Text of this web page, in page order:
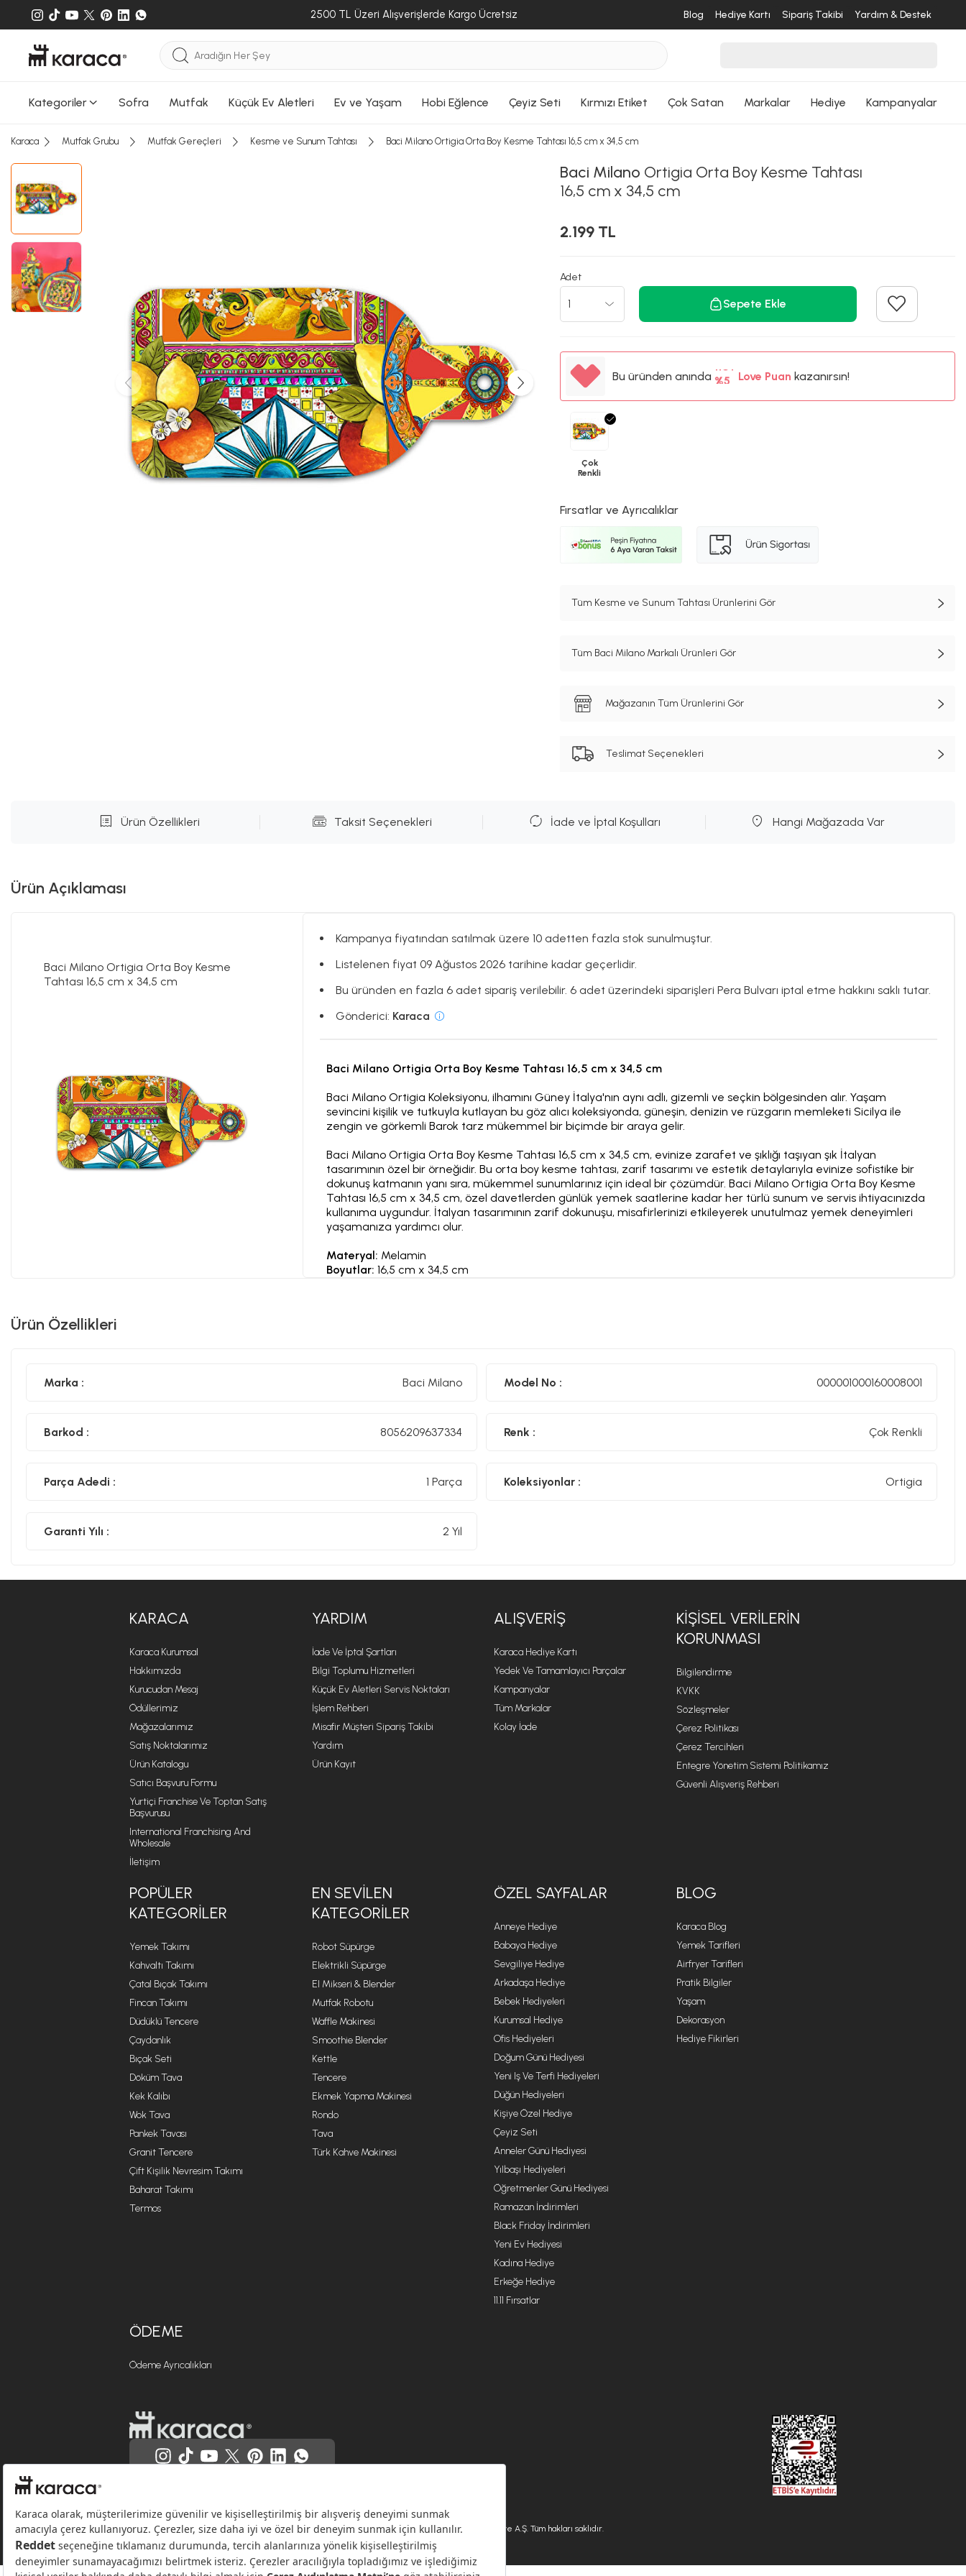
2500 TL Üzeri Alışverişlerde Kargo Ücretsiz Blog Hediye Kartı Sipariş Takibi Yardım & Destek
Kategoriler Sofra Mutfak Küçük Ev Aletleri Ev ve Yaşam Hobi Eğlence Çeyiz Seti Kırmızı Etiket Çok Satan Markalar Hediye Kampanyalar
Karaca Mutfak Grubu Mutfak Gereçleri Kesme ve Sunum Tahtası Baci Milano Ortigia Orta Boy Kesme Tahtası 16,5 cm x 34,5 cm
Baci Milano Ortigia Orta Boy Kesme Tahtası
16,5 cm x 34,5 cm
2.199 TL
Adet
Sepete Ekle
Bu üründen anında %5
%5
Love Puankazanırsın!
Çok
Renkli
Fırsatlar ve Ayrıcalıklar
Tüm Kesme ve Sunum Tahtası Ürünlerini Gör
Tüm Baci Milano Markalı Ürünleri Gör
Mağazanın Tüm Ürünlerini Gör
Teslimat Seçenekleri
Ürün Özellikleri Taksit Seçenekleri İade ve İptal Koşulları Hangi Mağazada Var
Ürün Açıklaması
Baci Milano Ortigia Orta Boy Kesme
Tahtası 16,5 cm x 34,5 cm
Kampanya fiyatından satılmak üzere 10 adetten fazla stok sunulmuştur.
Listelenen fiyat 09 Ağustos 2026 tarihine kadar geçerlidir.
Bu üründen en fazla 6 adet sipariş verilebilir. 6 adet üzerindeki siparişleri Pera Bulvarı iptal etme hakkını saklı tutar.
Gönderici: Karaca
Baci Milano Ortigia Orta Boy Kesme Tahtası 16,5 cm x 34,5 cm
Baci Milano Ortigia Koleksiyonu, ilhamını Güney İtalya'nın aynı adlı, gizemli ve seçkin bölgesinden alır. Yaşam
sevincini kişilik ve tutkuyla kutlayan bu göz alıcı koleksiyonda, güneşin, denizin ve rüzgarın memleketi Sicilya ile
zengin ve görkemli Barok tarz mükemmel bir biçimde bir araya gelir.
Baci Milano Ortigia Orta Boy Kesme Tahtası 16,5 cm x 34,5 cm, evinize zarafet ve şıklığı taşıyan şık İtalyan
tasarımının özel bir örneğidir. Bu orta boy kesme tahtası, zarif tasarımı ve estetik detaylarıyla evinize sofistike bir
dokunuş katmanın yanı sıra, mükemmel sunumlarınız için ideal bir çözümdür. Baci Milano Ortigia Orta Boy Kesme
Tahtası 16,5 cm x 34,5 cm, özel davetlerden günlük yemek saatlerine kadar her türlü sunum ve servis ihtiyacınızda
kullanıma uygundur. İtalyan tasarımının zarif dokunuşu, misafirlerinizi etkileyerek unutulmaz yemek deneyimleri
yaşamanıza yardımcı olur.
Materyal: Melamin
Boyutlar:16,5 cm x 34,5 cm
tahtalarından fincanlara kadar geniş bir ürün yelpazesine sahiptir. Baci Milano'nun ürünleri, evinizin her köşesini
Ürün Özellikleri
Marka : Baci Milano Model No : 000001000160008001
Barkod : 8056209637334 Renk : Çok Renkli
Parça Adedi : 1 Parça Koleksiyonlar : Ortigia
Garanti Yılı : 2 Yıl
KARACA
Karaca Kurumsal
Hakkımızda
Kurucudan Mesaj
Ödüllerimiz
Mağazalarımız
Satış Noktalarımız
Ürün Katalogu
Satıcı Başvuru Formu
Yurtiçi Franchise Ve Toptan Satış
Başvurusu
International Franchising And
Wholesale
İletişim
YARDIM
İade Ve İptal Şartları
Bilgi Toplumu Hizmetleri
Küçük Ev Aletleri Servis Noktaları
İşlem Rehberi
Misafir Müşteri Sipariş Takibi
Yardım
Ürün Kayıt
ALIŞVERIŞ
Karaca Hediye Kartı
Yedek Ve Tamamlayıcı Parçalar
Kampanyalar
Tüm Markalar
Kolay İade
KIŞISEL VERILERIN
KORUNMASI
Bilgilendirme
KVKK
Sözleşmeler
Çerez Politikası
Çerez Tercihleri
Entegre Yönetim Sistemi Politikamız
Güvenli Alışveriş Rehberi
POPÜLER
KATEGORILER
Yemek Takımı
Kahvaltı Takımı
Çatal Bıçak Takımı
Fincan Takımı
Düdüklü Tencere
Çaydanlık
Bıçak Seti
Döküm Tava
Kek Kalıbı
Wok Tava
Pankek Tavası
Granit Tencere
Çift Kişilik Nevresim Takımı
Baharat Takımı
Termos
EN SEVILEN
KATEGORILER
Robot Süpürge
Elektrikli Süpürge
El Mikseri & Blender
Mutfak Robotu
Waffle Makinesi
Smoothie Blender
Kettle
Tencere
Ekmek Yapma Makinesi
Rondo
Tava
Türk Kahve Makinesi
ÖZEL SAYFALAR
Anneye Hediye
Babaya Hediye
Sevgiliye Hediye
Arkadaşa Hediye
Bebek Hediyeleri
Kurumsal Hediye
Ofis Hediyeleri
Doğum Günü Hediyesi
Yeni Iş Ve Terfi Hediyeleri
Düğün Hediyeleri
Kişiye Özel Hediye
Çeyiz Seti
Anneler Günü Hediyesi
Yılbaşı Hediyeleri
Öğretmenler Günü Hediyesi
Ramazan İndirimleri
Black Friday İndirimleri
Yeni Ev Hediyesi
Kadına Hediye
Erkeğe Hediye
11.11 Fırsatlar
BLOG
Karaca Blog
Yemek Tarifleri
Airfryer Tarifleri
Pratik Bilgiler
Yaşam
Dekorasyon
Hediye Fikirleri
ÖDEME
Ödeme Ayrıcalıkları
Karaca.com © 2026 - Karaca Züccaciye A.Ş. Tüm hakları saklıdır.